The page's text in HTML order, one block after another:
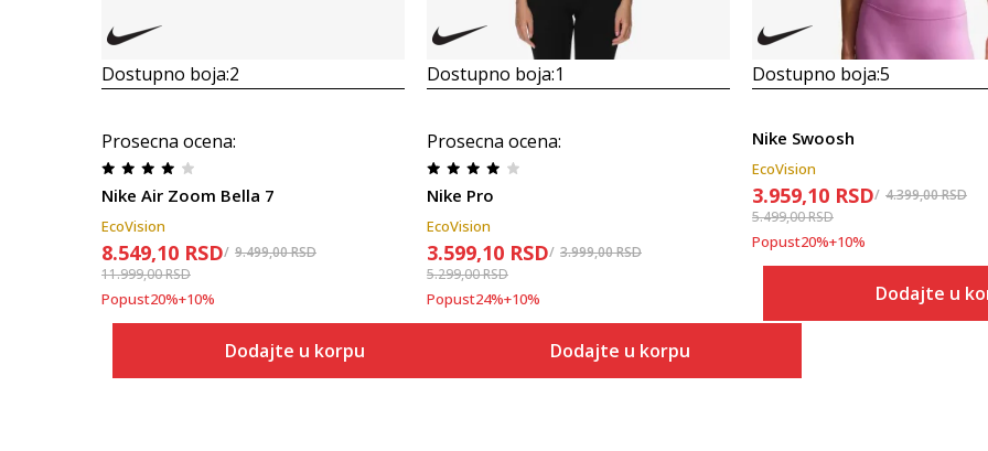
Dostupno boja:2
Prosecna ocena:
Nike Air Zoom Bella 7
EcoVision
8.549,10 RSD 9.499,00RSD
11.999,00RSD
Popust20%+10%
Dodajte u korpu
Dostupno boja:1
Prosecna ocena:
Nike Pro
EcoVision
3.599,10 RSD 3.999,00RSD
5.299,00RSD
Popust24%+10%
Dodajte u korpu
Dostupno boja:5
Nike Swoosh
EcoVision
3.959,10 RSD 4.399,00RSD
5.499,00RSD
Popust20%+10%
Dodajte u